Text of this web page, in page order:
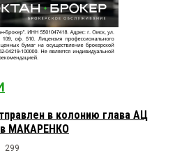
в колонию глава АЦ
МАКАРЕНКО
299